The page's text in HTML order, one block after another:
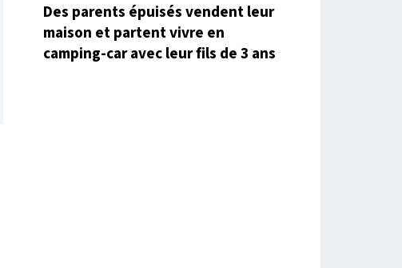
Des parents épuisés vendent leur
maison et partent vivre en
camping-car avec leur fils de 3 ans